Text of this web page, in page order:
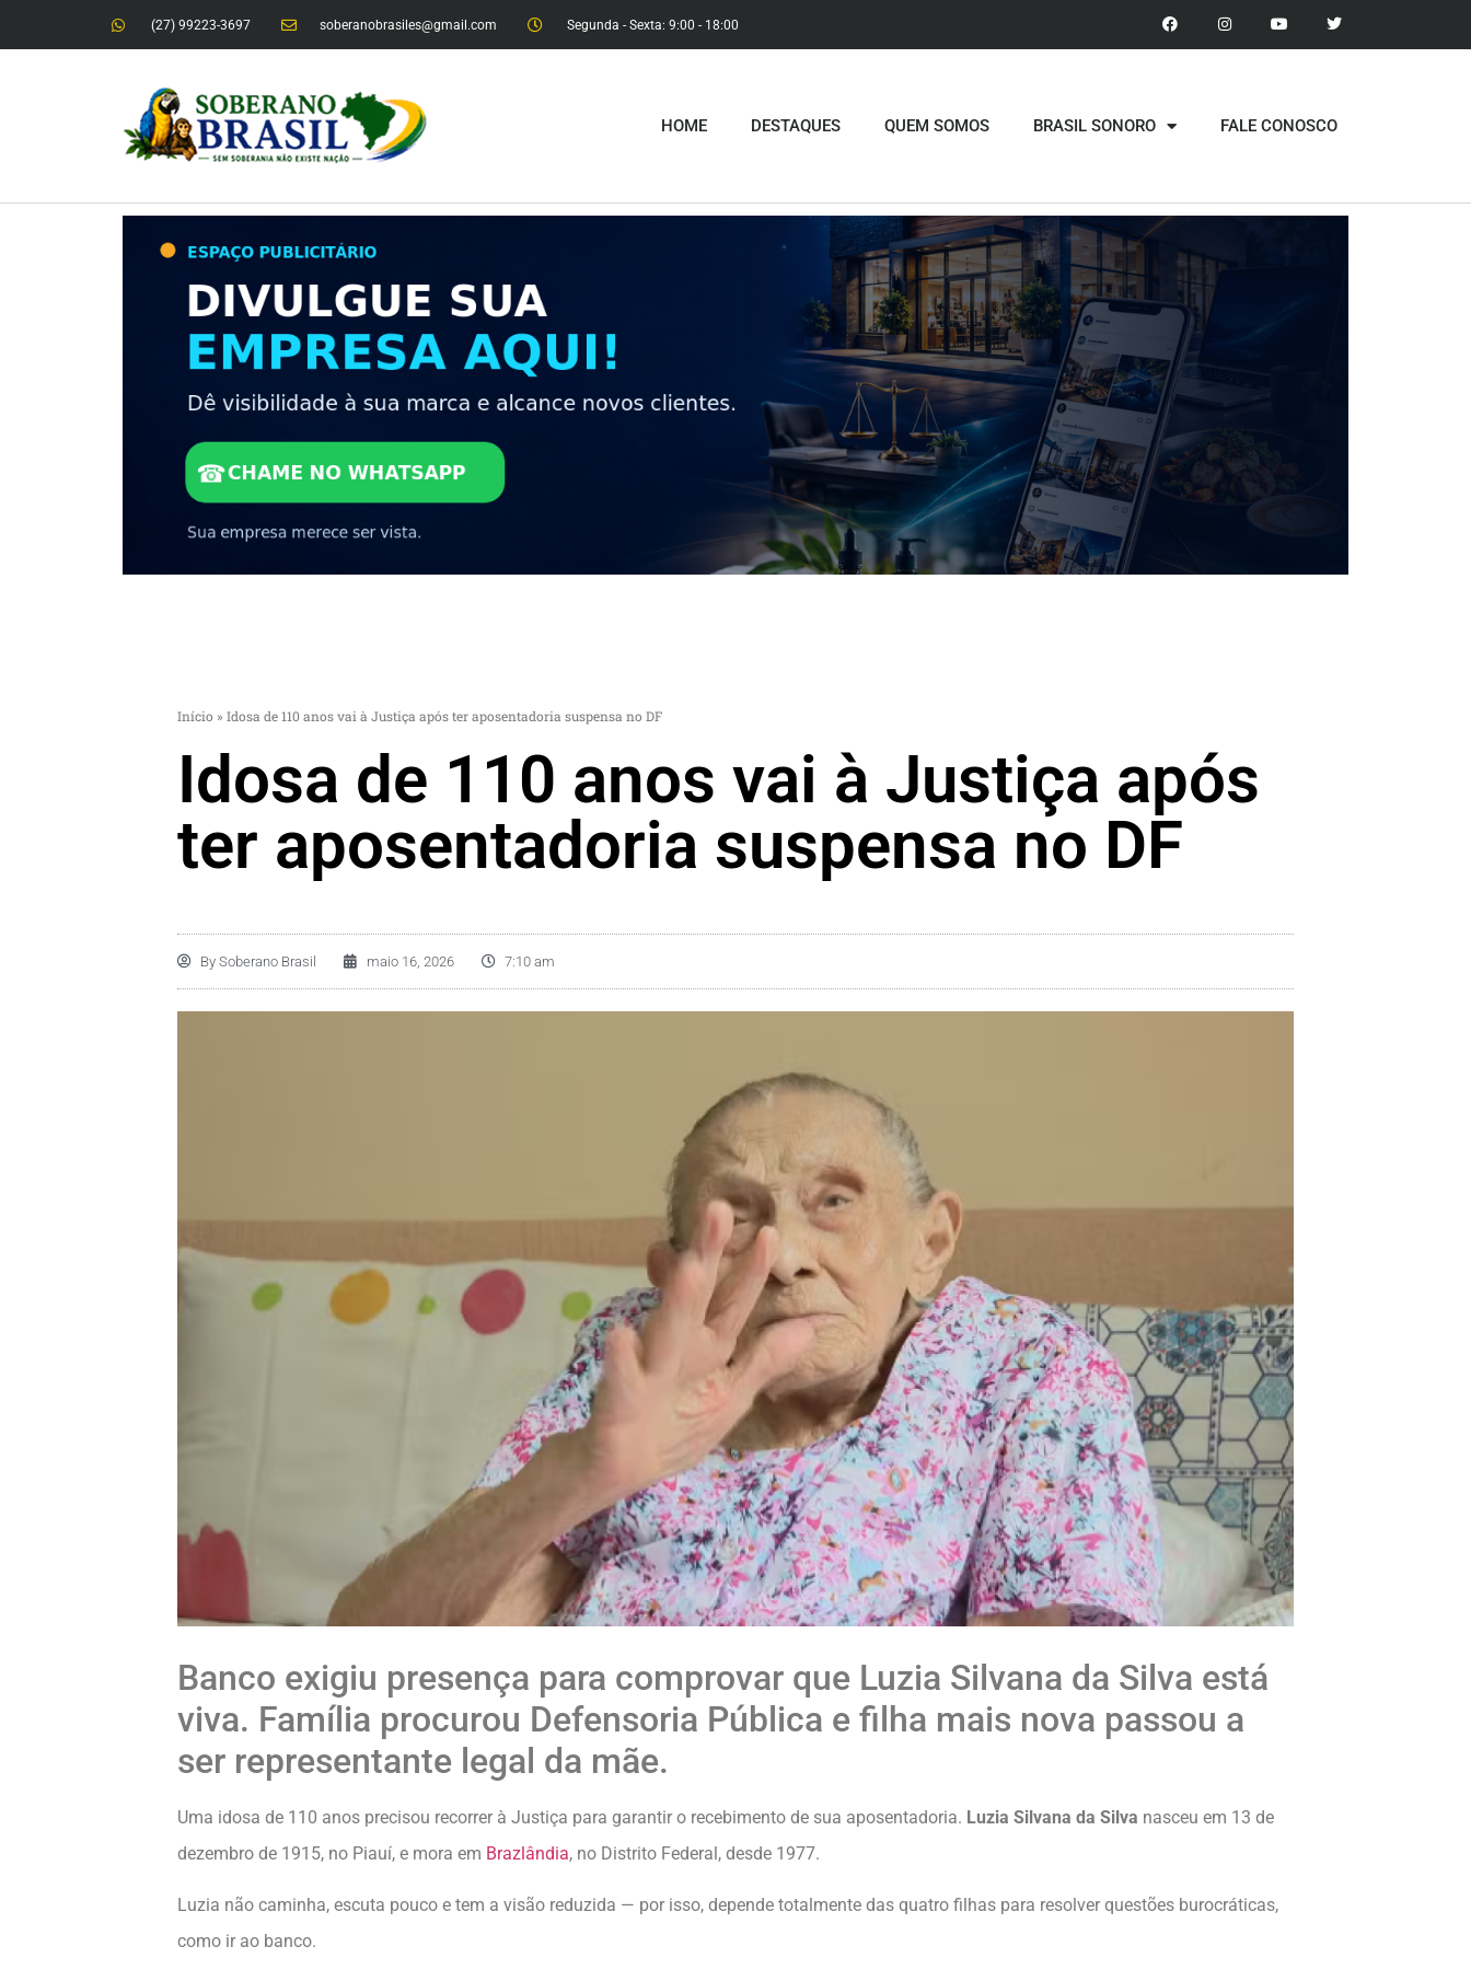
(27) 99223-3697 soberanobrasiles@gmail.com Segunda - Sexta: 9:00 - 18:00​
HOME DESTAQUES QUEM SOMOS BRASIL SONORO FALE CONOSCO
Início » Idosa de 110 anos vai à Justiça após ter aposentadoria suspensa no DF
Idosa de 110 anos vai à Justiça após
ter aposentadoria suspensa no DF
By Soberano Brasil maio 16, 2026 7:10 am
Banco exigiu presença para comprovar que Luzia Silvana da Silva está
viva. Família procurou Defensoria Pública e filha mais nova passou a
ser representante legal da mãe.
Uma idosa de 110 anos precisou recorrer à Justiça para garantir o recebimento de sua aposentadoria. Luzia Silvana da Silva nasceu em 13 de
dezembro de 1915, no Piauí, e mora em Brazlândia, no Distrito Federal, desde 1977.
Luzia não caminha, escuta pouco e tem a visão reduzida — por isso, depende totalmente das quatro filhas para resolver questões burocráticas,
como ir ao banco.